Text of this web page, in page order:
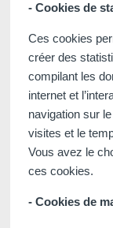
- Cookies de
Ces cookies
créer des
compilant les
internet et
navigation sur
visites et le
Vous avez le
ces cookies.
- Cookies de